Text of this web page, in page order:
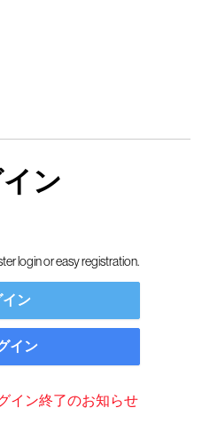
ン
login or easy registration.
ン
イン
イン終了のお知らせ